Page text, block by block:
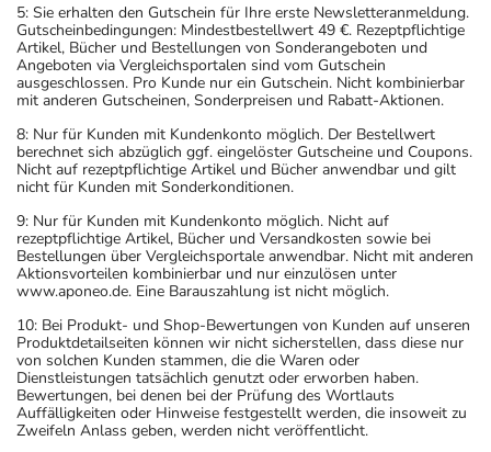
5: Sie erhalten den Gutschein für Ihre erste Newsletteranmeldung.
Gutscheinbedingungen: Mindestbestellwert 49 €. Rezeptpflichtige
Artikel, Bücher und Bestellungen von Sonderangeboten und
Angeboten via Vergleichsportalen sind vom Gutschein
ausgeschlossen. Pro Kunde nur ein Gutschein. Nicht kombinierbar
mit anderen Gutscheinen, Sonderpreisen und Rabatt-Aktionen.
8: Nur für Kunden mit Kundenkonto möglich. Der Bestellwert
berechnet sich abzüglich ggf. eingelöster Gutscheine und Coupons.
Nicht auf rezeptpflichtige Artikel und Bücher anwendbar und gilt
nicht für Kunden mit Sonderkonditionen.
9: Nur für Kunden mit Kundenkonto möglich. Nicht auf
rezeptpflichtige Artikel, Bücher und Versandkosten sowie bei
Bestellungen über Vergleichsportale anwendbar. Nicht mit anderen
Aktionsvorteilen kombinierbar und nur einzulösen unter
www.aponeo.de. Eine Barauszahlung ist nicht möglich.
10: Bei Produkt- und Shop-Bewertungen von Kunden auf unseren
Produktdetailseiten können wir nicht sicherstellen, dass diese nur
von solchen Kunden stammen, die die Waren oder
Dienstleistungen tatsächlich genutzt oder erworben haben.
Bewertungen, bei denen bei der Prüfung des Wortlauts
Auffälligkeiten oder Hinweise festgestellt werden, die insoweit zu
Zweifeln Anlass geben, werden nicht veröffentlicht.